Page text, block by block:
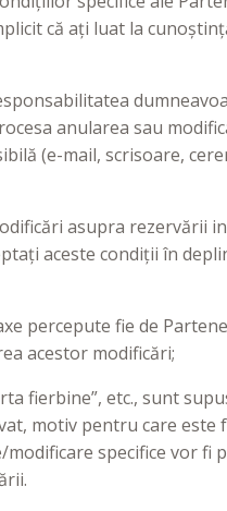
că ați luat la
anularea sau
(e-mail, scrisoare,
asupra rezervării
aceste condiții în
percepute fie de
acestor modificări;
fierbine”, etc., sunt
motiv pentru care este
specifice vor fi